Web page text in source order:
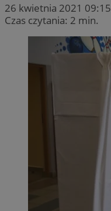
26 kwietnia 2021 09:15
Czas czytania: 2 min.